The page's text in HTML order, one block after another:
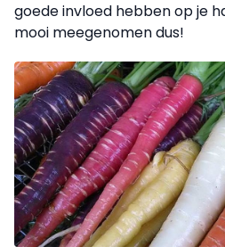
goede invloed hebben op je
mooi meegenomen dus!